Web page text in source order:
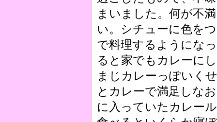
まいました。何が不
い。シチューに色を
で料理するようにな
ると家でもカレーに
まじカレーっぽいく
とカレーで満足しな
に入っていたカレー